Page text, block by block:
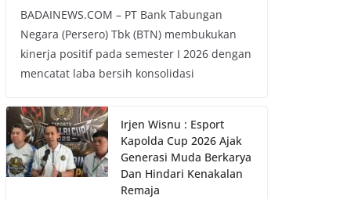
BADAINEWS.COM – PT Bank Tabungan
Negara (Persero) Tbk (BTN) membukukan
kinerja positif pada semester I 2026 dengan
mencatat laba bersih konsolidasi
Irjen Wisnu : Esport
Kapolda Cup 2026 Ajak
Generasi Muda Berkarya
Dan Hindari Kenakalan
Remaja